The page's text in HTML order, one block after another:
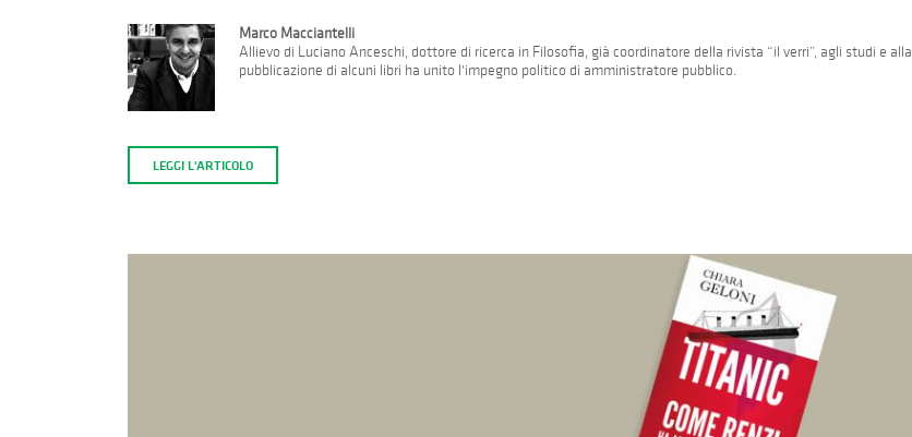
Marco Macciantelli
Allievo di Luciano Anceschi, dottore di ricerca in Filosofia, già coordinatore della rivista “il verri”, agli studi e alla
pubblicazione di alcuni libri ha unito l'impegno politico di amministratore pubblico.
LEGGI L'ARTICOLO